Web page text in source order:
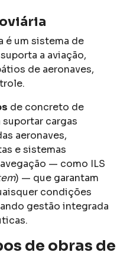
é um sistema de
a aviação,
de aeronaves,
de concreto de
cargas
aeronaves,
e sistemas
— como ILS
) — que garantam
condições
gestão integrada
de obras de